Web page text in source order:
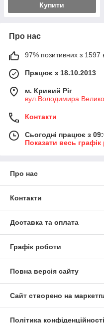
Купити
Про нас
97% позитивних з 1597
Працює з 18.10.2013
м. Кривий Ріг
вул.Володимира
Контакти
Сьогодні працює з
Показати весь графік
Про нас
Контакти
Доставка та оплата
Графік роботи
Повна версія сайту
Сайт створено на
Політика конфіденційності